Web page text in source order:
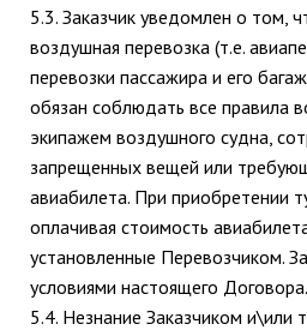
5.3. Заказчик уведомлен о том,
воздушная перевозка (т.е.
перевозки пассажира и его
обязан соблюдать все правила
экипажем воздушного судна,
запрещенных вещей или
авиабилета. При приобретении
оплачивая стоимость
установленные Перевозчиком.
условиями настоящего Договора.
5.4. Незнание Заказчиком и\или